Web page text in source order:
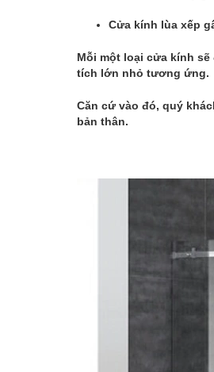
Cửa kính lùa xếp
Mỗi một loại cửa kính
tích lớn nhỏ tương ứng.
Căn cứ vào đó, quý
bản thân.